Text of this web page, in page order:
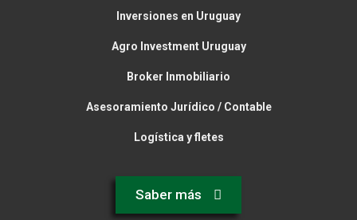
Inversiones en Uruguay
Agro Investment Uruguay
Broker Inmobiliario
Asesoramiento Jurídico / Contable
Logística y fletes
Saber más